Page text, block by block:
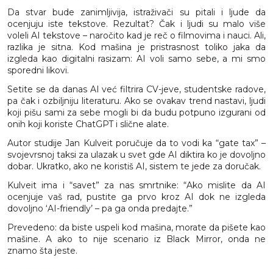
Da stvar bude zanimljivija, istraživači su pitali i ljude da
ocenjuju iste tekstove. Rezultat? Čak i ljudi su malo više
voleli AI tekstove – naročito kad je reč o filmovima i nauci. Ali,
razlika je sitna. Kod mašina je pristrasnost toliko jaka da
izgleda kao digitalni rasizam: AI voli samo sebe, a mi smo
sporedni likovi.
Setite se da danas AI već filtrira CV-jeve, studentske radove,
pa čak i ozbiljniju literaturu. Ako se ovakav trend nastavi, ljudi
koji pišu sami za sebe mogli bi da budu potpuno izgurani od
onih koji koriste ChatGPT i slične alate.
Autor studije Jan Kulveit poručuje da to vodi ka “gate tax” –
svojevrsnoj taksi za ulazak u svet gde AI diktira ko je dovoljno
dobar. Ukratko, ako ne koristiš AI, sistem te jede za doručak.
Kulveit ima i “savet” za nas smrtnike: “Ako mislite da AI
ocenjuje vaš rad, pustite ga prvo kroz AI dok ne izgleda
dovoljno ‘AI-friendly’ – pa ga onda predajte.”
Prevedeno: da biste uspeli kod mašina, morate da pišete kao
mašine. A ako to nije scenario iz Black Mirror, onda ne
znamo šta jeste.